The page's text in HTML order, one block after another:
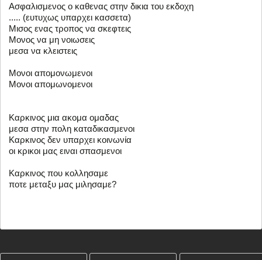
Ασφαλισμενος ο καθενας στην δικια του εκδοχη
..... (ευτυχως υπαρχει κασσετα)
Μισος ενας τροπος να σκεφτεις
Μονος να μη νοιωσεις
μεσα να κλειστεις
Μονοι απομονωμενοι
Μονοι απομωνομενοι
Καρκινος μια ακομα ομαδας
μεσα στην πολη καταδικασμενοι
Καρκινος δεν υπαρχει κοινωνία
οι κρικοι μας ειναι σπασμενοι
Καρκινος που κολλησαμε
ποτε μεταξυ μας μιλησαμε?